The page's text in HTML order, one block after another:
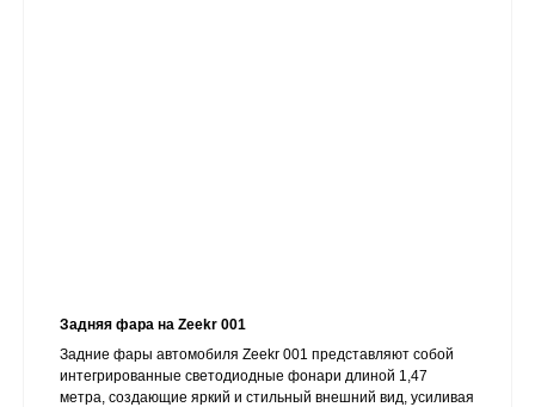
Задняя фара на Zeekr 001
Задние фары автомобиля Zeekr 001 представляют собой
интегрированные светодиодные фонари длиной 1,47
метра, создающие яркий и стильный внешний вид, усиливая